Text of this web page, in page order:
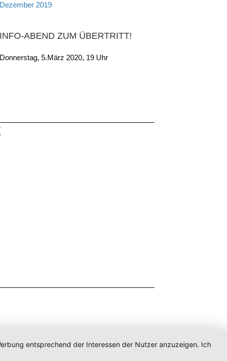
Dezember 2019
INFO-ABEND ZUM ÜBERTRITT!
Donnerstag, 5.März 2020, 19 Uhr
entsprechend der Interessen der Nutzer anzuzeigen. Ich